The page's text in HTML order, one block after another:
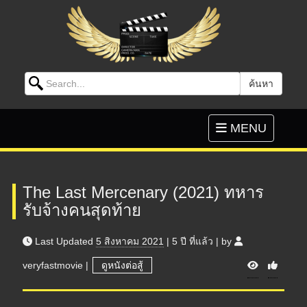
Search for: ค้นหา
Toggle
navigation
MENU
The Last Mercenary (2021) ทหาร
รับจ้างคนสุดท้าย
Last Updated 5 สิงหาคม 2021 | 5 ปี ที่แล้ว | by
veryfastmovie | ดูหนังต่อสู้ V
i